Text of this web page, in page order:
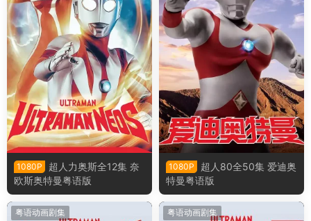
1080P
超人力奥斯全12集 奈
欧斯奥特曼粤语版
1080P
超人80全50集 爱迪奥
特曼粤语版
粤语动画剧集 粤语动画剧集